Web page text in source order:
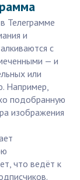
Телеграмме
и
с
— и
или
Например,
подобранную
изображения
что ведёт к